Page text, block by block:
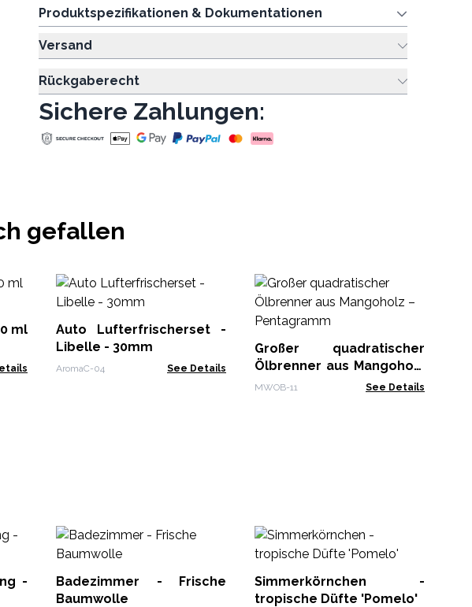
Produktspezifikationen & Dokumentationen
Versand
Rückgaberecht
Sichere Zahlungen:
gefallen
ml
Auto Lufterfrischerset -
Libelle - 30mm
AromaC-04 See Details
Großer quadratischer
Ölbrenner aus Mangoholz
– Pentagramm
MWOB-11 See Details
-
Badezimmer - Frische
Baumwolle
Simmerkörnchen -
tropische Düfte 'Pomelo'